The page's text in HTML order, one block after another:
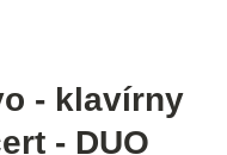
- klavírny
- DUO